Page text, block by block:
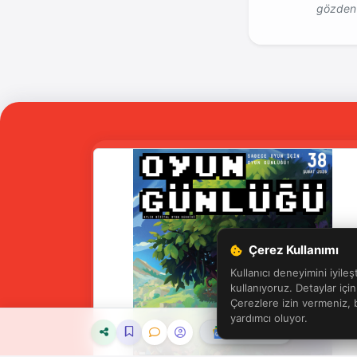
Çerez Kullanımı
Kullanıcı deneyimini
kullanıyoruz. Detaylar için
Çerezlere izin vermeniz,
yardımcı oluyor.